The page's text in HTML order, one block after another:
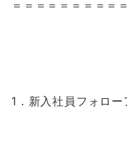
＝＝＝＝＝＝＝＝＝
1．新入社員フォロ